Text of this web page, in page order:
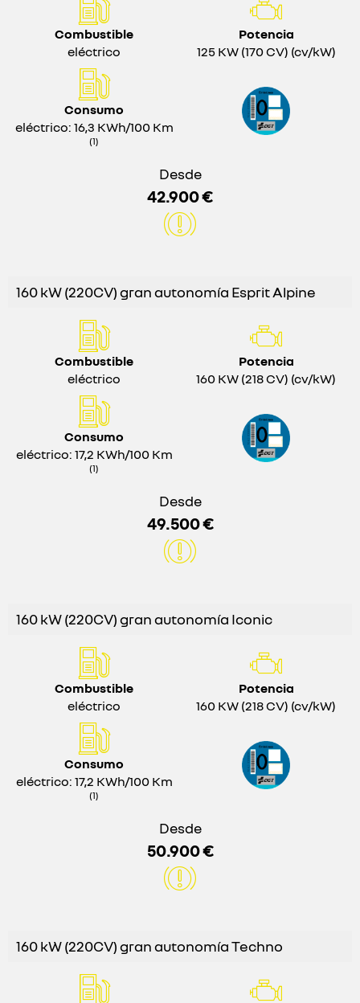
Combustible
eléctrico
Potencia
125 KW (170 CV) (cv/kW)
Consumo
eléctrico: 16,3 KWh/100 Km
(1)
Desde
42.900 €
160 kW (220CV) gran autonomía Esprit Alpine
Combustible
eléctrico
Potencia
160 KW (218 CV) (cv/kW)
Consumo
eléctrico: 17,2 KWh/100 Km
(1)
Desde
49.500 €
160 kW (220CV) gran autonomía Iconic
Combustible
eléctrico
Potencia
160 KW (218 CV) (cv/kW)
Consumo
eléctrico: 17,2 KWh/100 Km
(1)
Desde
50.900 €
160 kW (220CV) gran autonomía Techno